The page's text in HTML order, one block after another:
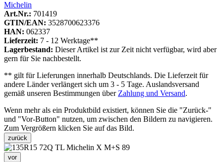
Michelin
Art.Nr.: 701419
GTIN/EAN: 3528700623376
HAN: 062337
Lieferzeit: 7 - 12 Werktage**
Lagerbestand: Dieser Artikel ist zur Zeit nicht verfügbar, wird aber
gern für Sie nachbestellt.
** gilt für Lieferungen innerhalb Deutschlands. Die Lieferzeit für
andere Länder verlängert sich um 3 - 5 Tage. Auslandsversand
gemäß unseren Bestimmungen über Zahlung und Versand.
Wenn mehr als ein Produktbild existiert, können Sie die "Zurück-"
und "Vor-Button" nutzen, um zwischen den Bildern zu navigieren.
Zum Vergrößern klicken Sie auf das Bild.
zurück
vor